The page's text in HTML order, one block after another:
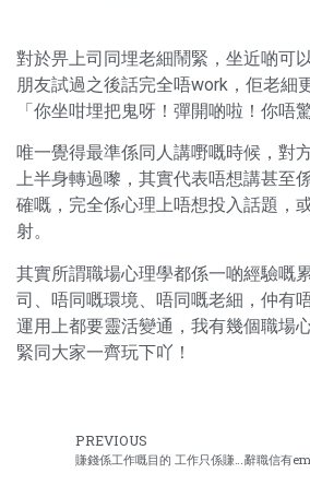
對於畀上司同埋老細鬧緊，坐近啲可
朋友試過之後話完全唔work，佢老細
「你坐咁埋把鬼呀！彈開啲啦！你唔
唯一覺得最準係同人講嘢嘅時候，對
上半身轉過嚟，其實代表唔想講甚至
確嘅，完全係心理上唔想投入話題，
射。
其實所謂職場心理學都係一啲經驗嘅
司、唔同嘅環境、唔同嘅老細，仲有
運用上都要靈活變通，我有幾個職場
緊同大家一齊玩下吖！
PREVIOUS
賺錢係工作嘅目的 工作只係賺錢嘅方式